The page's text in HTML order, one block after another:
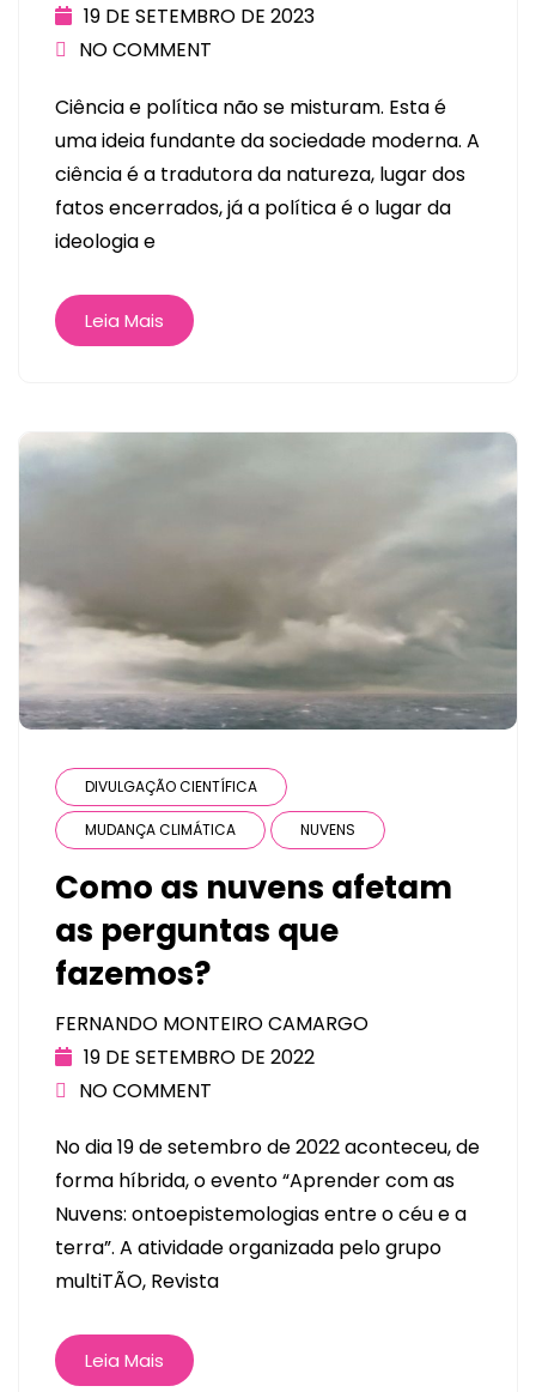
19 DE SETEMBRO DE 2023
NO COMMENT
Ciência e política não se misturam. Esta é
uma ideia fundante da sociedade moderna. A
ciência é a tradutora da natureza, lugar dos
fatos encerrados, já a política é o lugar da
ideologia e
Leia Mais
DIVULGAÇÃO CIENTÍFICA
MUDANÇA CLIMÁTICA NUVENS
Como as nuvens afetam
as perguntas que
fazemos?
FERNANDO MONTEIRO CAMARGO
19 DE SETEMBRO DE 2022
NO COMMENT
No dia 19 de setembro de 2022 aconteceu, de
forma híbrida, o evento “Aprender com as
Nuvens: ontoepistemologias entre o céu e a
terra”. A atividade organizada pelo grupo
multiTÃO, Revista
Leia Mais